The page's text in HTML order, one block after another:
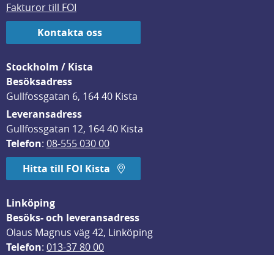
Fakturor till FOI
Kontakta oss
Stockholm / Kista
Besöksadress
Gullfossgatan 6, 164 40 Kista
Leveransadress
Gullfossgatan 12, 164 40 Kista
Telefon: 08-555 030 00
Hitta till FOI Kista
Linköping
Besöks- och leveransadress
Olaus Magnus väg 42, Linköping
Telefon: 013-37 80 00